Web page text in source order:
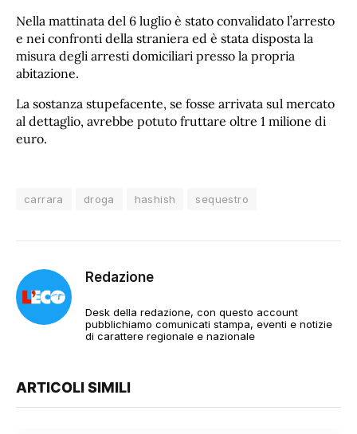
Nella mattinata del 6 luglio è stato convalidato l’arresto
e nei confronti della straniera ed è stata disposta la
misura degli arresti domiciliari presso la propria
abitazione.
La sostanza stupefacente, se fosse arrivata sul mercato
al dettaglio, avrebbe potuto fruttare oltre 1 milione di
euro.
carrara droga hashish sequestro
Redazione
Desk della redazione, con questo account
pubblichiamo comunicati stampa, eventi e notizie
di carattere regionale e nazionale
ARTICOLI SIMILI